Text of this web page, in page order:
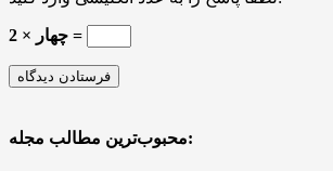
چهار × 2 =
محبوب‌ترین مطالب مجله: